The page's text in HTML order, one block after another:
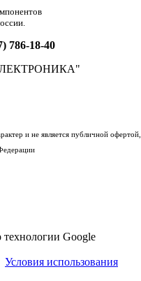
786-18-40
и не является публичной офертой,
Google
Условия использования